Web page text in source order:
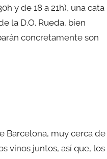
y de 18 a 21h), una cata
la D.O. Rueda, bien
concretamente son
Barcelona, muy cerca de
vinos juntos, así que, los